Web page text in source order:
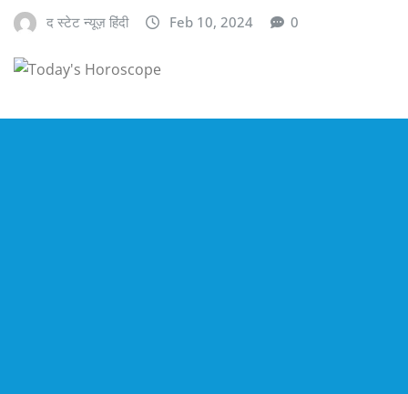
द स्टेट न्यूज़ हिंदी Feb 10, 2024 0